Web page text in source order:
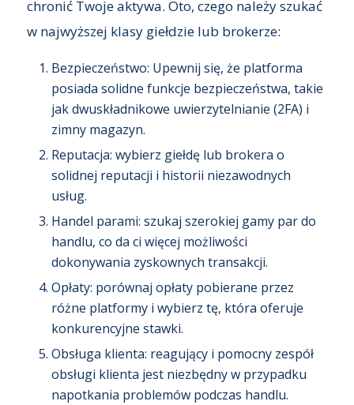
chronić Twoje aktywa. Oto, czego należy szukać
w najwyższej klasy giełdzie lub brokerze:
Bezpieczeństwo: Upewnij się, że platforma
posiada solidne funkcje bezpieczeństwa, takie
jak dwuskładnikowe uwierzytelnianie (2FA) i
zimny magazyn.
Reputacja: wybierz giełdę lub brokera o
solidnej reputacji i historii niezawodnych
usług.
Handel parami: szukaj szerokiej gamy par do
handlu, co da ci więcej możliwości
dokonywania zyskownych transakcji.
Opłaty: porównaj opłaty pobierane przez
różne platformy i wybierz tę, która oferuje
konkurencyjne stawki.
Obsługa klienta: reagujący i pomocny zespół
obsługi klienta jest niezbędny w przypadku
napotkania problemów podczas handlu.